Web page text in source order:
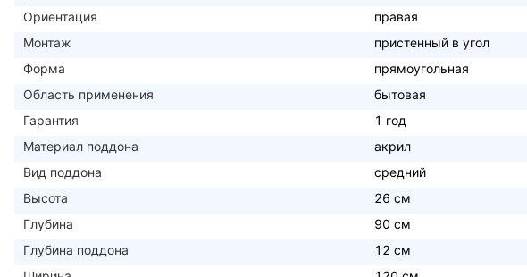
Ориентация
правая
Монтаж
пристенный в угол
Форма
прямоугольная
Область применения
бытовая
Гарантия
1 год
Материал поддона
акрил
Вид поддона
средний
Высота
26 см
Глубина
90 см
Глубина поддона
12 см